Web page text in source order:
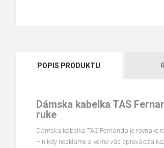
POPIS PRODUKTU
Dámska kabelka TAS
ruke
Dámska kabelka TAS Fernanda je
– nikdy nesklame a verne vás sprevádza